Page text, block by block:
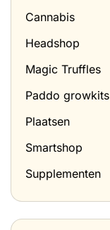
Cannabis
Headshop
Magic Truffles
Paddo growkits
Plaatsen
Smartshop
Supplementen